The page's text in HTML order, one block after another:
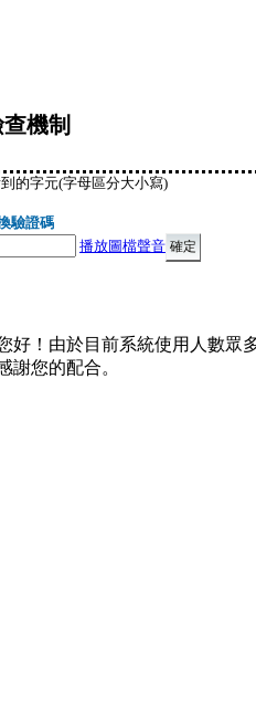
機制
的字元(字母區分大小寫)
驗證碼
播放圖檔聲音
好！由於目前系統使用人數眾
謝您的配合。